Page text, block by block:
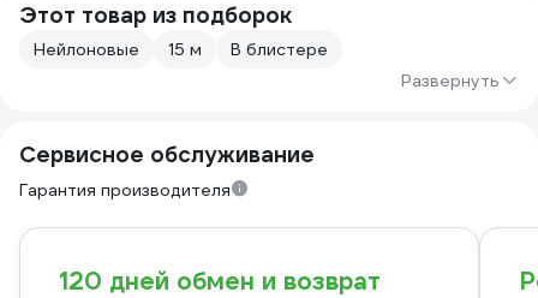
Этот товар из подборок
Нейлоновые 15 м
В блистере
Развернуть
Сервисное обслуживание
Гарантия производителя
120 дней обмен и возврат